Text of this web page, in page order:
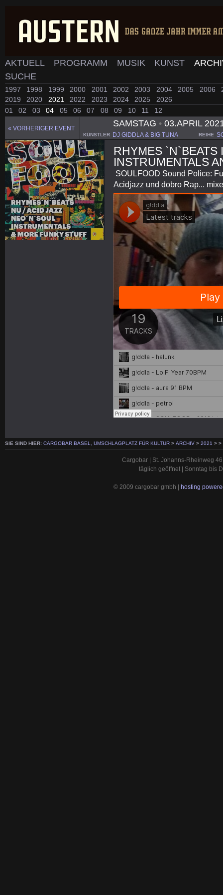
AKTUELL PROGRAMM MUSIK KUNST
SUCHE
1997 1998 1999 2000 2001 2002 2003 2004 2005 2006
2019
2020 2021 2022 2023 2024 2025
2026
01
02 03 04 05 06 07 08 09 10 11 12
« VORHERIGER EVENT
SAMSTAG •03.APRIL
KÜNSTLER DJ GIDDLA & BIG TUNA REIHE
RHYMES `N`BEATS
INSTRUMENTALS
SOULFOOD Sound Police:
Acidjazz und dobro Rap...
SIE SIND HIER: CARGOBAR BASEL, UMSCHLAGPLATZ FÜR KULTUR > ARCHIV > 2021 > >
Cargobar | St. Johanns-Rheinweg
täglich geöffnet | Sonntag bis
© 2009 cargobar gmbh | hosting